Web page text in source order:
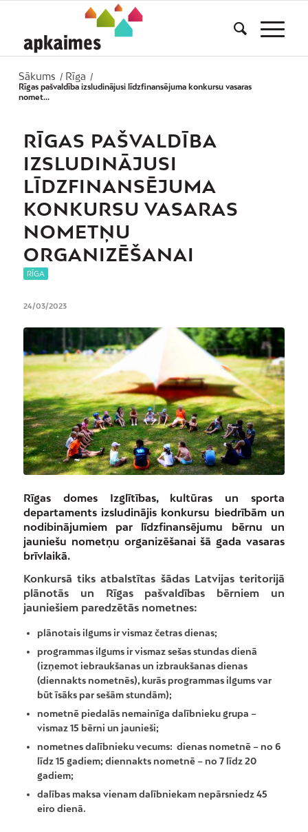
Sākums / Rīga
/
Rīgas pašvaldība izsludinājusi līdzfinansējuma konkursu vasaras
nomet...
RĪGAS PAŠVALDĪBA
IZSLUDINĀJUSI
LĪDZFINANSĒJUMA
KONKURSU VASARAS
NOMETŅU
ORGANIZĒŠANAI
RĪGA
24/03/2023
Rīgas domes Izglītības, kultūras un sporta
departaments izsludinājis konkursu biedrībām un
nodibinājumiem par līdzfinansējumu bērnu un
jauniešu nometņu organizēšanai šā gada vasaras
brīvlaikā.
Konkursā tiks atbalstītas šādas Latvijas teritorijā
plānotās un Rīgas pašvaldības bērniem un
jauniešiem paredzētās nometnes:
plānotais ilgums ir vismaz četras dienas;
programmas ilgums ir vismaz sešas stundas dienā
(izņemot iebraukšanas un izbraukšanas dienas
(diennakts nometnēs), kurās programmas ilgums var
būt īsāks par sešām stundām);
nometnē piedalās nemainīga dalībnieku grupa –
vismaz 15 bērni un jaunieši;
nometnes dalībnieku vecums: dienas nometnē – no 6
līdz 15 gadiem; diennakts nometnē – no 7 līdz 20
gadiem;
dalības maksa vienam dalībniekam nepārsniedz 45
eiro dienā.